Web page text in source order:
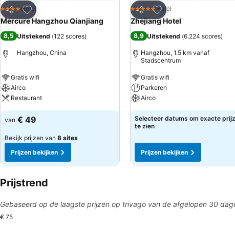
Delen
Toevoegen aan favorieten
4 SterrenHotel
Mercure Hangzhou Qianjiang
8,5 Uitstekend (122 scores)
Hangzhou, China
Gratis wifi
Airco
Restaurant
van € 49
Bekijk prijzen van 8 sites
Prijzen bekijken
Delen
Toevoegen aan
5 SterrenHotel
Zhejiang Hotel
8,9 Uitstekend (6.224 scores)
Hangzhou, 1.5 km vanaf
Stadscentrum
Gratis wifi
Parkeren
Airco
Selecteer datums om exacte
te zien
Prijzen bekijken
Prijstrend
Gebaseerd op de laagste prijzen op trivago van de afgelopen 30
€ 75